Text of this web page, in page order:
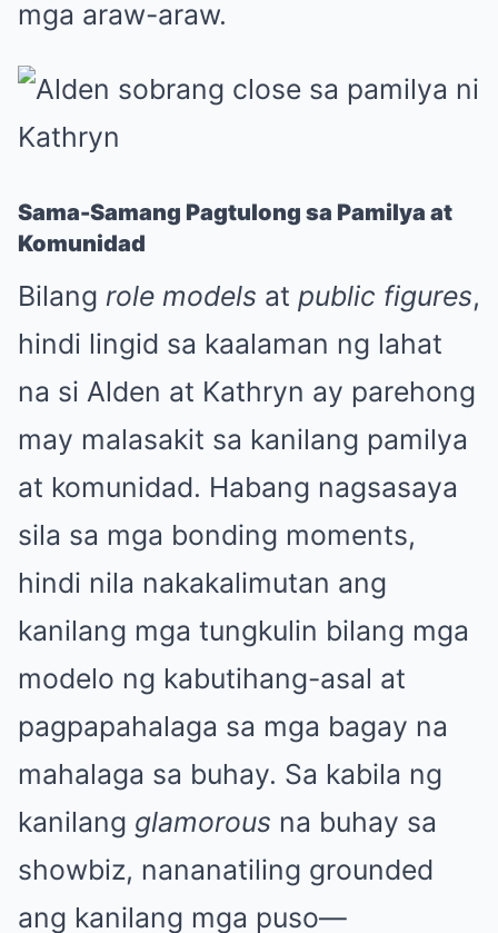
mga araw-araw.
Sama-Samang Pagtulong sa Pamilya at
Komunidad
Bilang role models at public figures,
hindi lingid sa kaalaman ng lahat
na si Alden at Kathryn ay parehong
may malasakit sa kanilang pamilya
at komunidad. Habang nagsasaya
sila sa mga bonding moments,
hindi nila nakakalimutan ang
kanilang mga tungkulin bilang mga
modelo ng kabutihang-asal at
pagpapahalaga sa mga bagay na
mahalaga sa buhay. Sa kabila ng
kanilang glamorous na buhay sa
showbiz, nananatiling grounded
ang kanilang mga puso—